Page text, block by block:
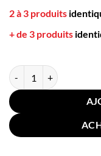
2 à 3 produits
+ de 3 produits
quantité de Coussin